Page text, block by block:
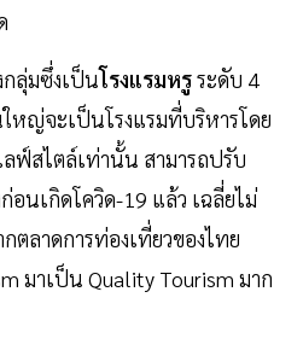
กลุ่มซึ่งเป็นโรงแรมหรูระดับ 4
หญ่จะเป็นโรงแรมที่บริหารโดย
ลฟ์สไตล์เท่านั้น สามารถปรับ
อนเกิดโควิด-19 แล้ว เฉลี่ยไม่
ตลาดการท่องเที่ยวของไทย
มาเป็น Quality Tourism มาก